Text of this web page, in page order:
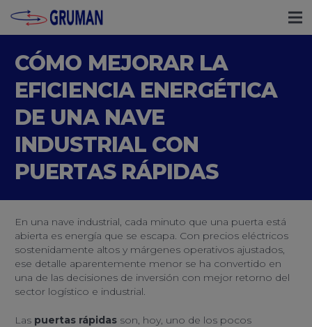
CÓMO MEJORAR LA
EFICIENCIA ENERGÉTICA
DE UNA NAVE
INDUSTRIAL CON
PUERTAS RÁPIDAS
En una nave industrial, cada minuto que una puerta está
abierta es energía que se escapa. Con precios eléctricos
sostenidamente altos y márgenes operativos ajustados,
ese detalle aparentemente menor se ha convertido en
una de las decisiones de inversión con mejor retorno del
sector logístico e industrial.
Las puertas rápidas son, hoy, uno de los pocos